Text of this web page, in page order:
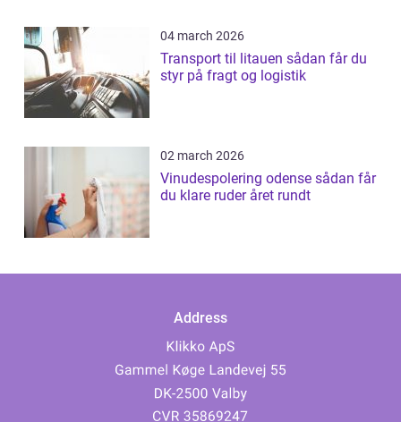
04 march 2026
Transport til litauen sådan får du
styr på fragt og logistik
02 march 2026
Vinudespolering odense sådan får
du klare ruder året rundt
Address